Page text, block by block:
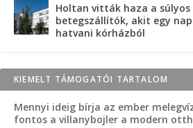
Holtan vitták haza a
betegszállítók, akit egy
hatvani kórházból
KIEMELT TÁMOGATÓI TARTALOM
Mennyi ideig bírja az ember
fontos a villanybojler a modern